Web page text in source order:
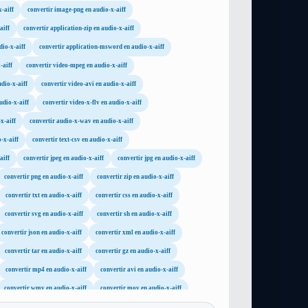
aiff convertir image-png en audio-x-aiff
aiff convertir application-zip en audio-x-aiff
x-aiff convertir application-msword en audio-x-aiff
aiff convertir video-mpeg en audio-x-aiff
x-aiff convertir video-avi en audio-x-aiff
x-aiff convertir video-x-flv en audio-x-aiff
x-aiff convertir audio-x-wav en audio-x-aiff
x-aiff convertir text-csv en audio-x-aiff
aiff convertir jpeg en audio-x-aiff convertir jpg en audio-x-aiff
convertir png en audio-x-aiff convertir zip en audio-x-aiff
convertir txt en audio-x-aiff convertir css en audio-x-aiff
convertir svg en audio-x-aiff convertir sh en audio-x-aiff
convertir json en audio-x-aiff convertir xml en audio-x-aiff
convertir tar en audio-x-aiff convertir gz en audio-x-aiff
convertir mp4 en audio-x-aiff convertir avi en audio-x-aiff
convertir wmv en audio-x-aiff convertir mov en audio-x-aiff